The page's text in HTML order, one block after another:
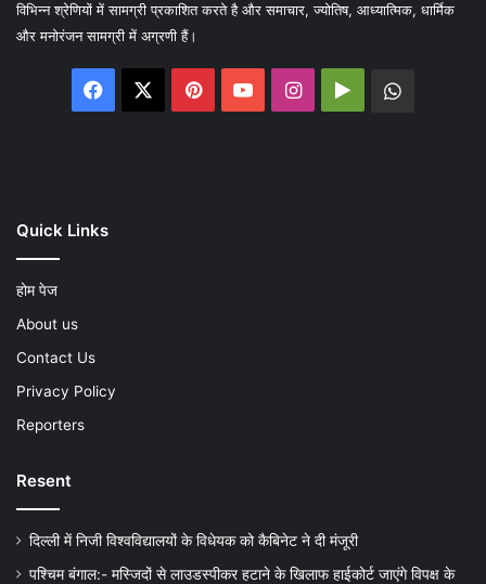
विभिन्न श्रेणियों में सामग्री प्रकाशित करते है और समाचार, ज्योतिष, आध्यात्मिक, धार्मिक
और मनोरंजन सामग्री में अग्रणी हैं।
Facebook PinterestYouTubeInstagram
Google
Quick Links
होम पेज
About us
Contact Us
Privacy Policy
Reporters
Resent
दिल्ली में निजी विश्वविद्यालयों के विधेयक को कैबिनेट ने दी मंजूरी
पश्चिम बंगाल:- मस्जिदों से लाउडस्पीकर हटाने के खिलाफ हाईकोर्ट जाएंगे विपक्ष के